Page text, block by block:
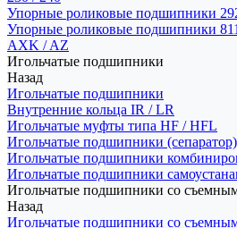
Упорные роликовые подшипники
Упорные роликовые подшипники
AXK / AZ
Игольчатые подшипники
Назад
Игольчатые подшипники
Внутренние кольца IR / LR
Игольчатые муфты типа HF / HFL
Игольчатые подшипники
Игольчатые подшипники
Игольчатые подшипники
Игольчатые подшипники со
Назад
Игольчатые подшипники со